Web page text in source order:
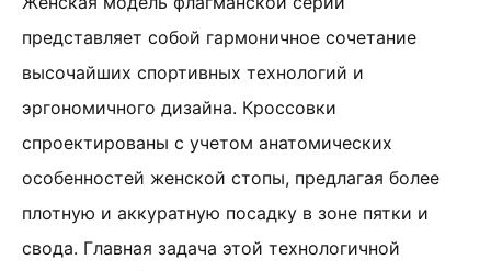
представляет собой гармоничное сочетание
высочайших спортивных технологий и
эргономичного дизайна. Кроссовки
спроектированы с учетом анатомических
особенностей женской стопы, предлагая более
плотную и аккуратную посадку в зоне пятки и
свода. Главная задача этой технологичной